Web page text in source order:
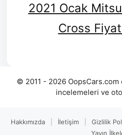
2021 Ocak
Cross
© 2011 - 2026
incelemeleri ve
Hakkımızda İletişim Gizlilik
Yayın